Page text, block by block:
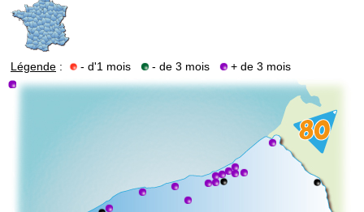
Légende : - d'1 mois - de 3 mois + de 3 mois